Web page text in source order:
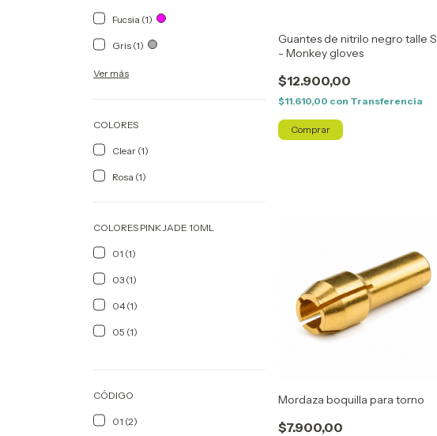
Fucsia (1)
Gris (1)
Ver más
COLORES
Clear (1)
Rosa (1)
COLORES PINK JADE 10ML
01 (1)
03 (1)
04 (1)
05 (1)
CÓDIGO
01 (2)
Guantes de nitrilo negro talle S
- Monkey gloves
$12.900,00
$11.610,00 con Transferencia
Mordaza boquilla para torno
$7.900,00